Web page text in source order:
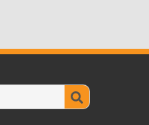
Search
for: